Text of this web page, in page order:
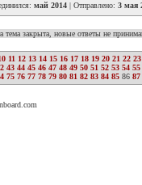
май 2014 | Отправлено: 3 мая
тема закрыта, новые ответы не
11 12 13 14 15 16 17 18 19 20 21 22 23
43 44 45 46 47 48 49 50 51 52 53 54 55
75 76 77 78 79 80 81 82 83 84 85 86 87